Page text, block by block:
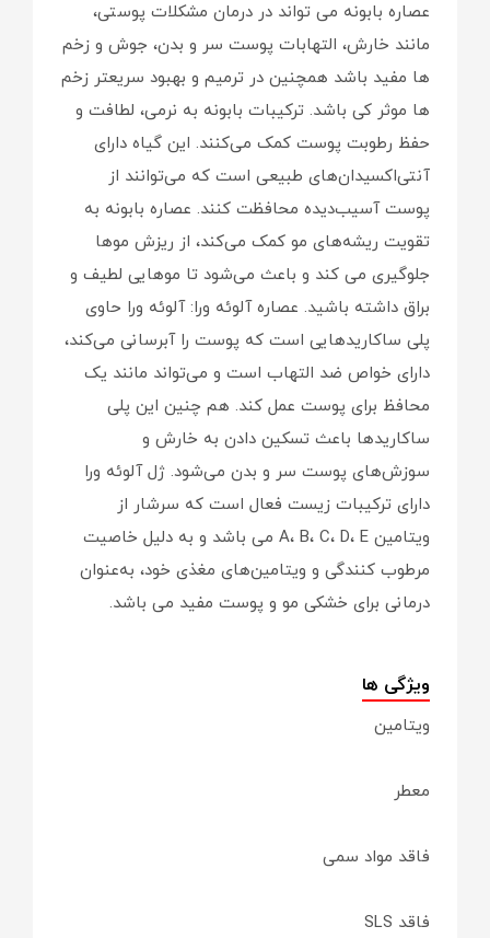
عصاره بابونه می تواند در درمان مشکلات پوستی،
مانند خارش، التهابات پوست سر و بدن، جوش و زخم
ها مفید باشد همچنین در ترمیم و بهبود سریعتر زخم
ها موثر کی باشد. ترکیبات بابونه به نرمی، لطافت و
حفظ رطوبت پوست کمک می‌کنند. این گیاه دارای
آنتی‌اکسیدان‌های طبیعی است که می‌توانند از
پوست آسیب‌دیده محافظت کنند. عصاره بابونه به
تقویت ریشه‌های مو کمک می‌کند، از ریزش موها
جلوگیری می کند و باعث می‌شود تا موهایی لطیف و
براق داشته باشید. عصاره آلوئه ورا: آلوئه ورا حاوی
پلی ساکاریدهایی است که پوست را آبرسانی می‌کند،
دارای خواص ضد التهاب است و می‌تواند مانند یک
محافظ برای پوست عمل کند. هم چنین این پلی
ساکاریدها باعث تسکین دادن به خارش و
سوزش‌های پوست سر و بدن می‌شود. ژل آلوئه ورا
دارای ترکیبات زیست فعال است که سرشار از
ویتامین A، B، C، D، E می باشد و به دلیل خاصیت
مرطوب کنندگی و ویتامین‌های مغذی خود، به‌عنوان
درمانی برای خشکی مو و پوست مفید می باشد.
ویژگی ها
ویتامین
معطر
فاقد مواد سمی
فاقد SLS